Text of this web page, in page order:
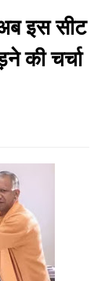
इस सीट
की चर्चा